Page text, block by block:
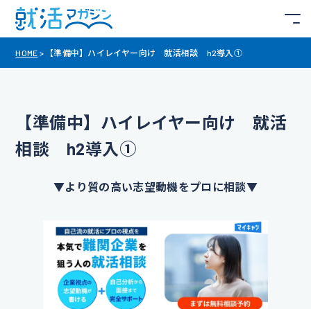
HOME > 【準備中】ハイレイヤー向け 就活相談 h2導入①
【準備中】ハイレイヤー向け 就活
相談 h2導入①
▼より質の高い志望動機をプロに相談▼